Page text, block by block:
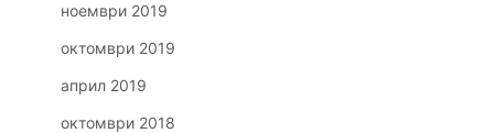
ноември 2019
октомври 2019
април 2019
октомври 2018